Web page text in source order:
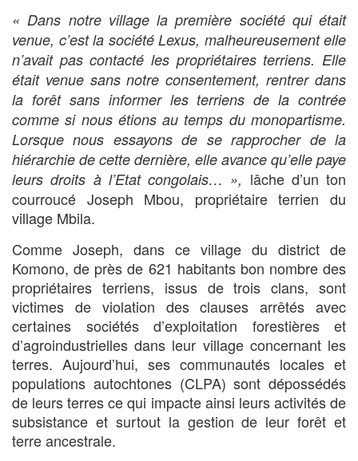
« Dans notre village la première société qui était
venue, c’est la société Lexus, malheureusement elle
n’avait pas contacté les propriétaires terriens. Elle
était venue sans notre consentement, rentrer dans
la forêt sans informer les terriens de la contrée
comme si nous étions au temps du monopartisme.
Lorsque nous essayons de se rapprocher de la
hiérarchie de cette dernière, elle avance qu’elle paye
leurs droits à l’Etat congolais… », lâche d’un ton
courroucé Joseph Mbou, propriétaire terrien du
village Mbila.
Comme Joseph, dans ce village du district de
Komono, de près de 621 habitants bon nombre des
propriétaires terriens, issus de trois clans, sont
victimes de violation des clauses arrêtés avec
certaines sociétés d’exploitation forestières et
d’agroindustrielles dans leur village concernant les
terres. Aujourd’hui, ses communautés locales et
populations autochtones (CLPA) sont dépossédés
de leurs terres ce qui impacte ainsi leurs activités de
subsistance et surtout la gestion de leur forêt et
terre ancestrale.